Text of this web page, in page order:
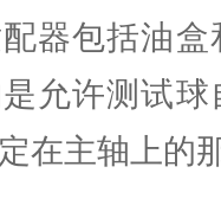
包括油盒
允许测试
在主轴上的